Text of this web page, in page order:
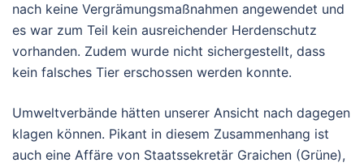
nach keine Vergrämungsmaßnahmen angewendet und
es war zum Teil kein ausreichender Herdenschutz
vorhanden. Zudem wurde nicht sichergestellt, dass
kein falsches Tier erschossen werden konnte.
Umweltverbände hätten unserer Ansicht nach dagegen
klagen können. Pikant in diesem Zusammenhang ist
auch eine Affäre von Staatssekretär Graichen (Grüne),